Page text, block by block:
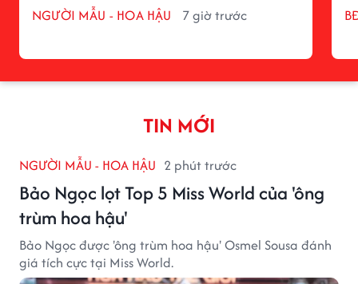
NGƯỜI MẪU - HOA HẬU 7 giờ trước
TIN MỚI
NGƯỜI MẪU - HOA HẬU 2 phút trước
Bảo Ngọc lọt Top 5 Miss World của 'ông
trùm hoa hậu'
Bảo Ngọc được 'ông trùm hoa hậu' Osmel Sousa đánh
giá tích cực tại Miss World.